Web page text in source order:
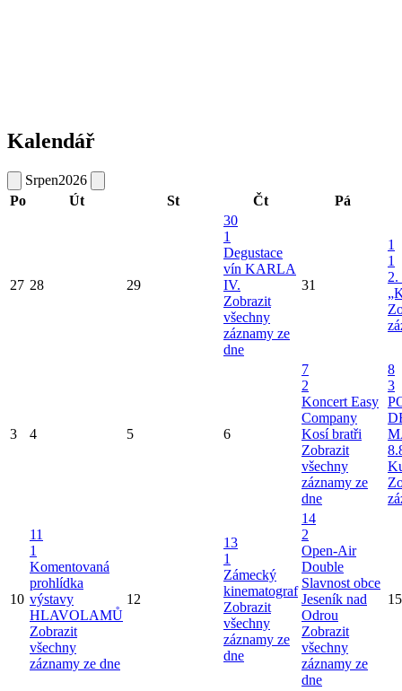
Kalendář
Srpen2026
Po
Út St Čt Pá
27 28 29
30
1
Degustace
vín KARLA
IV.
Zobrazit
všechny
záznamy ze
dne
31
1
1
2.
3 4 5 6
7
2
Koncert Easy
Company
Kosí bratři
Zobrazit
všechny
záznamy ze
dne
8
3
10
11
1
Komentovaná
prohlídka
výstavy
HLAVOLAMŮ
Zobrazit
všechny
záznamy ze dne
12
13
1
Zámecký
kinematograf
Zobrazit
všechny
záznamy ze
dne
14
2
Open-Air
Double
Slavnost obce
Jeseník nad
Odrou
Zobrazit
všechny
záznamy ze
dne
15